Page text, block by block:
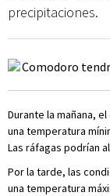
precipitaciones.
Durante la mañana,
una temperatura
Las ráfagas podrían
Por la tarde, las
una temperatura